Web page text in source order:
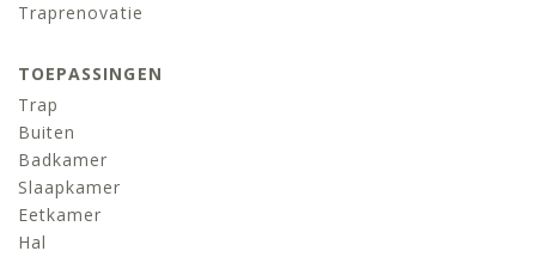
Traprenovatie
TOEPASSINGEN
Trap
Buiten
Badkamer
Slaapkamer
Eetkamer
Hal